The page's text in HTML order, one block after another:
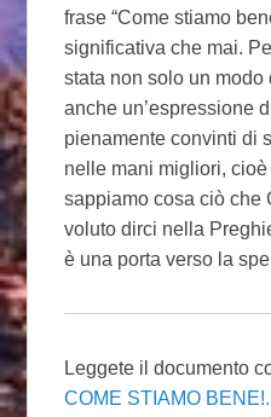
frase “Come stiamo
significativa che mai.
stata non solo un
anche un’espressione
pienamente convinti di
nelle mani migliori,
sappiamo cosa ciò che
voluto dirci nella
è una porta verso la
Leggete il documento
COME STIAMO